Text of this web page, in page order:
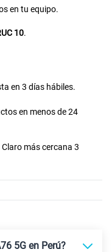
en tu equipo.
10.
en 3 días hábiles.
en menos de 24
más cercana 3
5G en Perú?